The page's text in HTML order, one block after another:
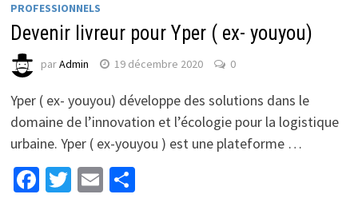
PROFESSIONNELS
Devenir livreur pour Yper ( ex- youyou)
parAdmin 19 décembre 2020 0
Yper ( ex- youyou) développe des solutions dans le
domaine de l’innovation et l’écologie pour la logistique
urbaine. Yper ( ex-youyou ) est une plateforme …
Facebook
Twitter
EmailPartager